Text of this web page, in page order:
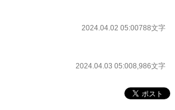
2024.04.02 05:00788文字
2024.04.03 05:008,986文字